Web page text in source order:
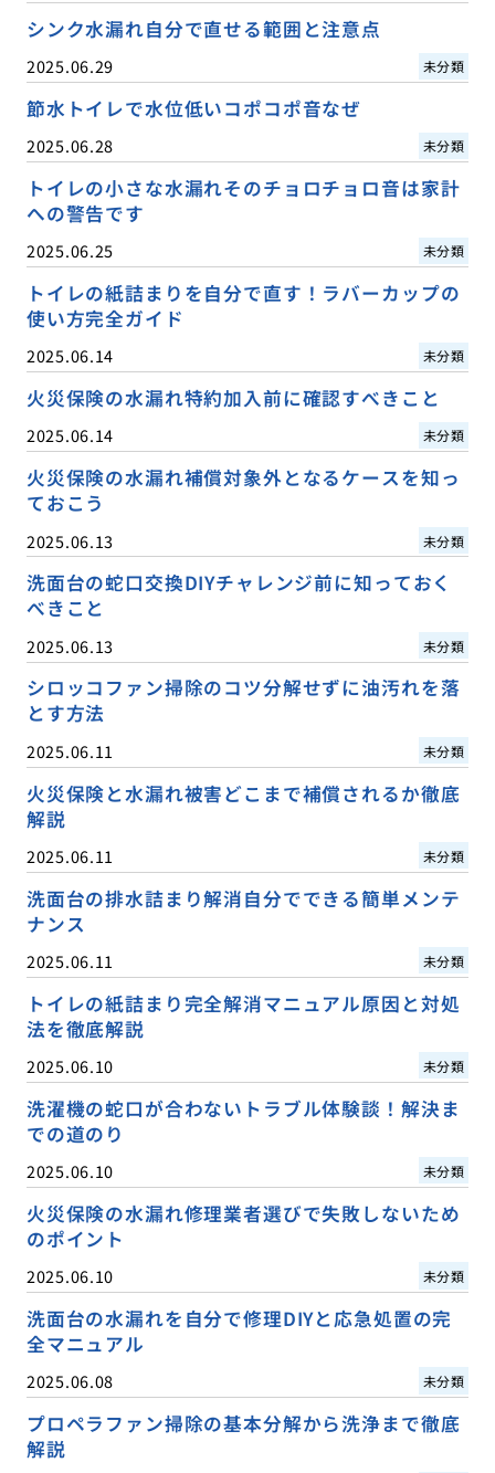
シンク水漏れ自分で直せる範囲と注意点
2025.06.29 未分類
節水トイレで水位低いコポコポ音なぜ
2025.06.28 未分類
トイレの小さな水漏れそのチョロチョロ音は家計
への警告です
2025.06.25 未分類
トイレの紙詰まりを自分で直す！ラバーカップの
使い方完全ガイド
2025.06.14 未分類
火災保険の水漏れ特約加入前に確認すべきこと
2025.06.14 未分類
火災保険の水漏れ補償対象外となるケースを知っ
ておこう
2025.06.13 未分類
洗面台の蛇口交換DIYチャレンジ前に知っておく
べきこと
2025.06.13 未分類
シロッコファン掃除のコツ分解せずに油汚れを落
とす方法
2025.06.11 未分類
火災保険と水漏れ被害どこまで補償されるか徹底
解説
2025.06.11 未分類
洗面台の排水詰まり解消自分でできる簡単メンテ
ナンス
2025.06.11 未分類
トイレの紙詰まり完全解消マニュアル原因と対処
法を徹底解説
2025.06.10 未分類
洗濯機の蛇口が合わないトラブル体験談！解決ま
での道のり
2025.06.10 未分類
火災保険の水漏れ修理業者選びで失敗しないため
のポイント
2025.06.10 未分類
洗面台の水漏れを自分で修理DIYと応急処置の完
全マニュアル
2025.06.08 未分類
プロペラファン掃除の基本分解から洗浄まで徹底
解説